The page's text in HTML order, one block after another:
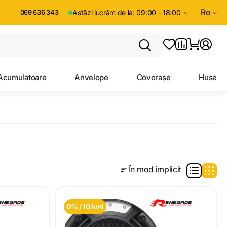
069 636 343 Astăzi lucrăm de la: 09:00 - 18:00 Ro
Anvelope Covorașe Huse
În mod implicit
0% / 10 luni